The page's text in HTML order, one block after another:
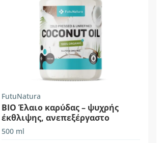
FutuNatura
BIO Έλαιο καρύδας – ψυχρής
έκθλιψης, ανεπεξέργαστο
500 ml